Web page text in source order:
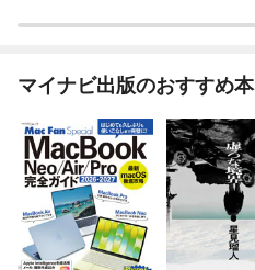
マイナビ出版のおすすめ本